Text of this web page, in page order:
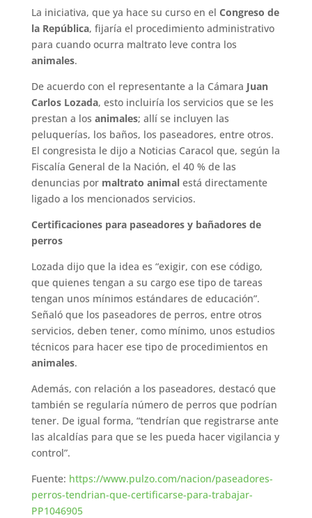
La iniciativa, que ya hace su curso en el Congreso de
la República, fijaría el procedimiento administrativo
para cuando ocurra maltrato leve contra los
animales.
De acuerdo con el representante a la Cámara Juan
Carlos Lozada, esto incluiría los servicios que se les
prestan a los animales; allí se incluyen las
peluquerías, los baños, los paseadores, entre otros.
El congresista le dijo a Noticias Caracol que, según la
Fiscalía General de la Nación, el 40 % de las
denuncias por maltrato animalestá directamente
ligado a los mencionados servicios.
Certificaciones para paseadores y bañadores de
perros
Lozada dijo que la idea es “exigir, con ese código,
que quienes tengan a su cargo ese tipo de tareas
tengan unos mínimos estándares de educación”.
Señaló que los paseadores de perros, entre otros
servicios, deben tener, como mínimo, unos estudios
técnicos para hacer ese tipo de procedimientos en
animales.
Además, con relación a los paseadores, destacó que
también se regularía número de perros que podrían
tener. De igual forma, “tendrían que registrarse ante
las alcaldías para que se les pueda hacer vigilancia y
control”.
Fuente: https://www.pulzo.com/nacion/paseadores-
perros-tendrian-que-certificarse-para-trabajar-
PP1046905